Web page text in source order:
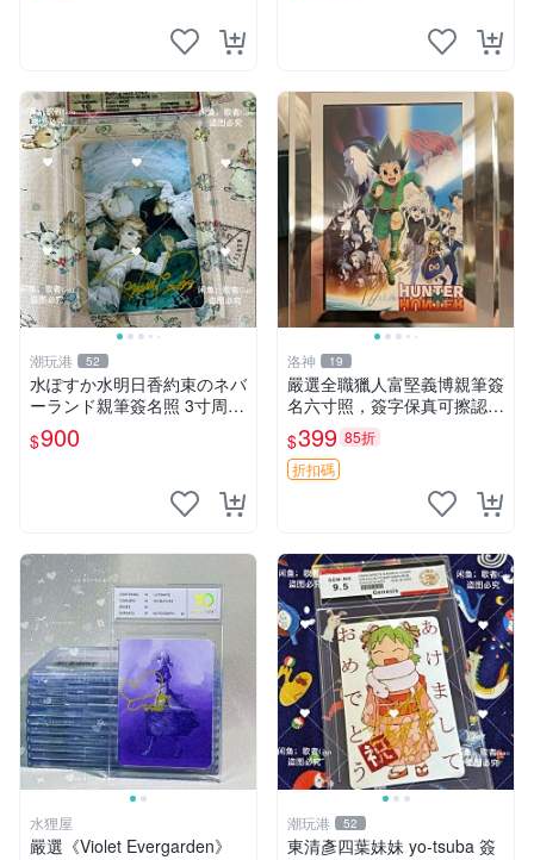
潮玩港 52
水ぽすか水明日香約束のネバ
ーランド親筆簽名照 3寸周邊
照片 面簽正品 簽名照周邊
$900
洛神 19
嚴選全職獵人富堅義博親筆簽
名六寸照，簽字保真可擦認，
全新收藏好物，限量發售 全
職獵人 富堅義博 簽名照片
$399 85折
折扣碼
水狸屋
嚴選《Violet Evergarden》
潮玩港 52
東清彥四葉妹妹 yo-tsuba 簽